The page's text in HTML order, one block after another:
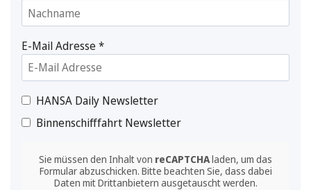
E-Mail Adresse*
HANSA Daily Newsletter
Binnenschifffahrt Newsletter
Sie müssen den Inhalt von reCAPTCHAladen, um das
Formular abzuschicken. Bitte beachten Sie, dass dabei
Daten mit Drittanbietern ausgetauscht werden.